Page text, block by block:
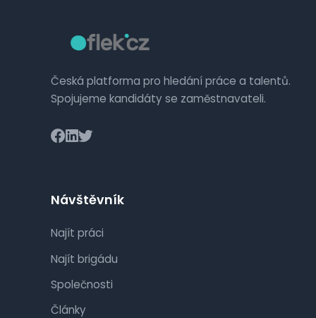
Česká platforma pro hledání práce a talentů.
Spojujeme kandidáty se zaměstnavateli.
Návštěvník
Najít práci
Najít brigádu
Společnosti
Články